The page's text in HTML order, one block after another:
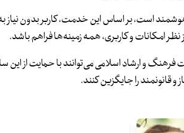
است، بر اساس این خدمت، کاربر بدون نیاز
نظر امکانات و کاربری، همه زمینه‌ها فراهم باشد.
و ارشاد اسلامی می‌توانند با حمایت از این
قانونمند را جایگزین کنند.